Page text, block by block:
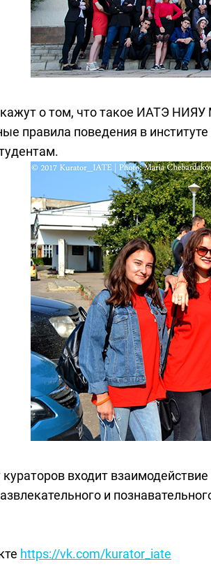
о том, что такое ИАТЭ
правила поведения в
входит
и
https://vk.com/kurator_iate